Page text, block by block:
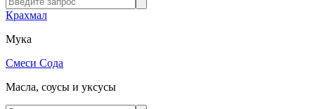
Крахмал
Мука
Смеси Сода
Масла, соусы и уксусы